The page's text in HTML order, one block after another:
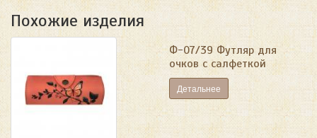
Похожие изделия
Ф-07/39 Футляр для
очков с салфеткой
Детальнее